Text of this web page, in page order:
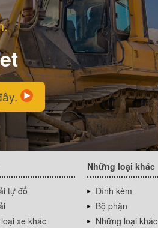
tự đổ
xe khác
Những loại khác
Đính kèm
Bộ phận
Những loại khác